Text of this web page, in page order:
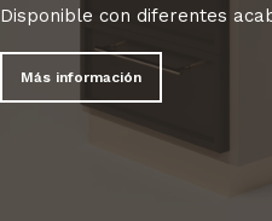
Disponible con diferentes
Más información